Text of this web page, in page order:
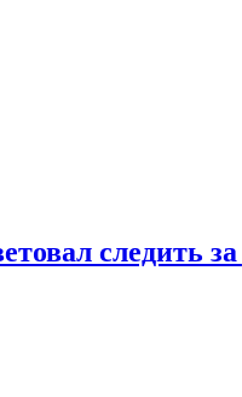
следить